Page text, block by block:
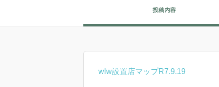
投稿内容
wlw設置店マップR7.9.19